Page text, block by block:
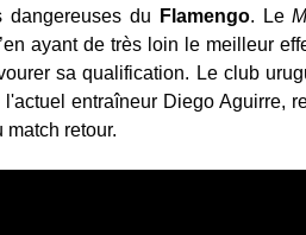
dangereuses du
Flamengo. Le
ayant de très loin le meilleur
sa qualification. Le club
entraîneur Diego Aguirre,
retour.